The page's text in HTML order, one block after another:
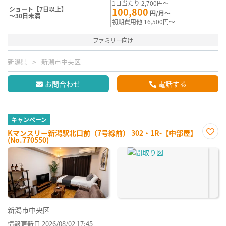
ショート【7日以上】
～30日未満
1日当たり 2,700円～
100,800 円/月～
初期費用他 16,500円～
ファミリー向け
新潟県 新潟市中央区
お問合わせ 電話する
キャンペーン
Kマンスリー新潟駅北口前（7号線前） 302・1R-【中部屋】
(No.770550)
に入
新潟市中央区
情報更新日 2026/08/02 17:45